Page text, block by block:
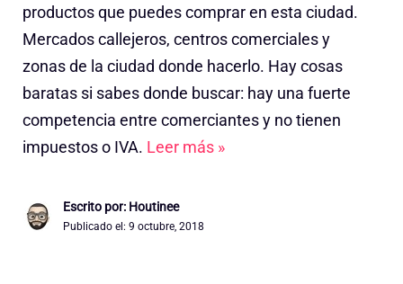
productos que puedes comprar en esta ciudad.
Mercados callejeros, centros comerciales y
zonas de la ciudad donde hacerlo. Hay cosas
baratas si sabes donde buscar: hay una fuerte
competencia entre comerciantes y no tienen
impuestos o IVA. Leer más »
Escrito por: Houtinee
Publicado el: 9 octubre, 2018